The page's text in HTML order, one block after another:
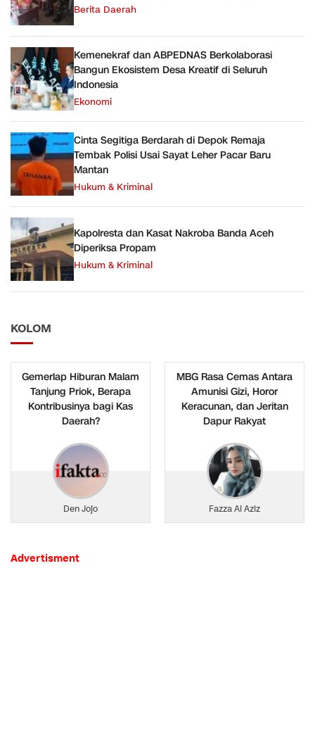
Berita Daerah
Kemenekraf dan ABPEDNAS Berkolaborasi
Bangun Ekosistem Desa Kreatif di Seluruh
Indonesia
Ekonomi
Cinta Segitiga Berdarah di Depok Remaja
Tembak Polisi Usai Sayat Leher Pacar Baru
Mantan
Hukum & Kriminal
Kapolresta dan Kasat Nakroba Banda Aceh
Diperiksa Propam
Hukum & Kriminal
KOLOM
Gemerlap Hiburan Malam
Tanjung Priok, Berapa
Kontribusinya bagi Kas
Daerah?
Den Jojo
MBG Rasa Cemas Antara
Amunisi Gizi, Horor
Keracunan, dan Jeritan
Dapur Rakyat
Fazza Al Aziz
Advertisment